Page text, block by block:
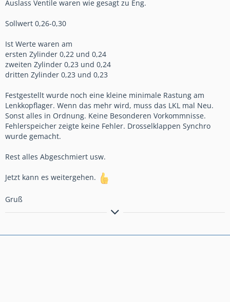
Auslass Ventile waren wie gesagt zu Eng.
Sollwert 0,26-0,30
Ist Werte waren am
ersten Zylinder 0,22 und 0,24
zweiten Zylinder 0,23 und 0,24
dritten Zylinder 0,23 und 0,23
Festgestellt wurde noch eine kleine minimale Rastung am
Lenkkopflager. Wenn das mehr wird, muss das LKL mal Neu.
Sonst alles in Ordnung. Keine Besonderen Vorkommnisse.
Fehlerspeicher zeigte keine Fehler. Drosselklappen Synchro
wurde gemacht.
Rest alles Abgeschmiert usw.
Jetzt kann es weitergehen.
Gruß
" Glück kann man nicht kaufen. Aber ein Motorrad und das ist